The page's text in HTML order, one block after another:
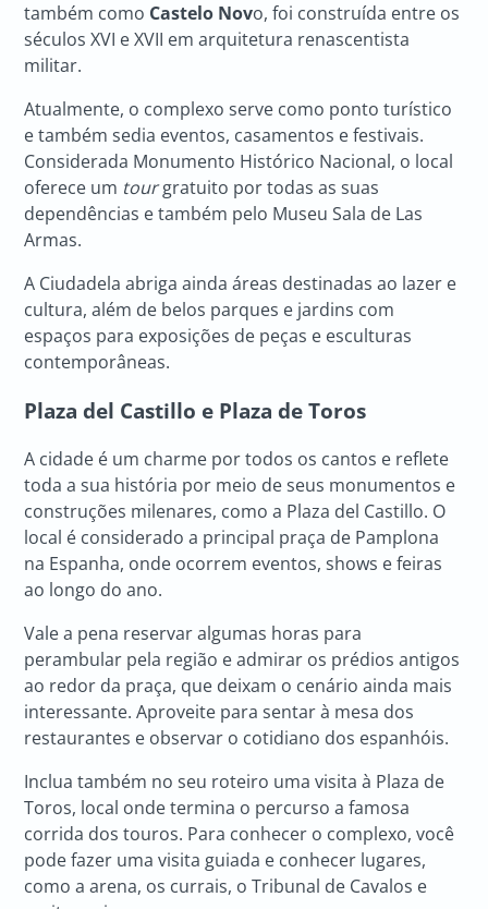
também como Castelo Novo, foi construída entre os
séculos XVI e XVII em arquitetura renascentista
militar.
Atualmente, o complexo serve como ponto turístico
e também sedia eventos, casamentos e festivais.
Considerada Monumento Histórico Nacional, o local
oferece um tourgratuito por todas as suas
dependências e também pelo Museu Sala de Las
Armas.
A Ciudadela abriga ainda áreas destinadas ao lazer e
cultura, além de belos parques e jardins com
espaços para exposições de peças e esculturas
contemporâneas.
Plaza del Castillo e Plaza de Toros
A cidade é um charme por todos os cantos e reflete
toda a sua história por meio de seus monumentos e
construções milenares, como a Plaza del Castillo. O
local é considerado a principal praça de Pamplona
na Espanha, onde ocorrem eventos, shows e feiras
ao longo do ano.
Vale a pena reservar algumas horas para
perambular pela região e admirar os prédios antigos
ao redor da praça, que deixam o cenário ainda mais
interessante. Aproveite para sentar à mesa dos
restaurantes e observar o cotidiano dos espanhóis.
Inclua também no seu roteiro uma visita à Plaza de
Toros, local onde termina o percurso a famosa
corrida dos touros. Para conhecer o complexo, você
pode fazer uma visita guiada e conhecer lugares,
como a arena, os currais, o Tribunal de Cavalos e